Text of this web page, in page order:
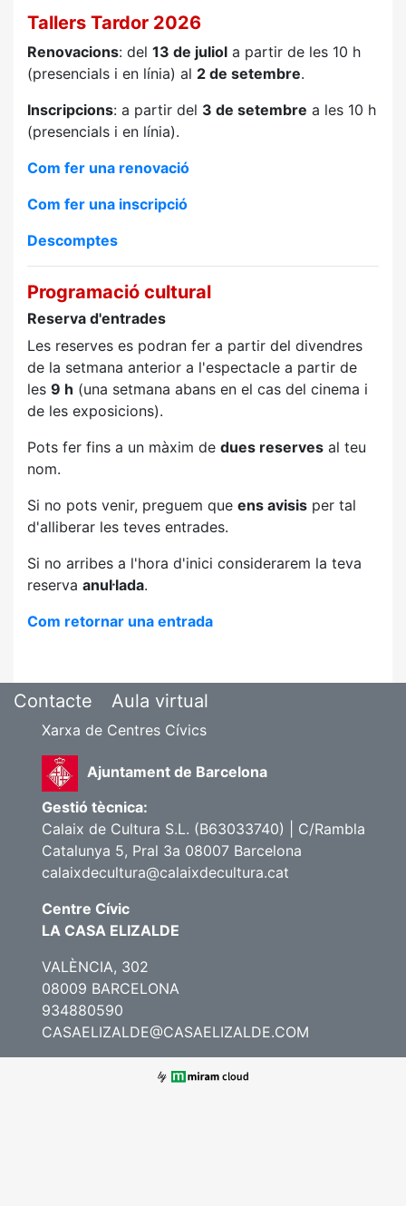
Tallers Tardor 2026
Renovacions: del 13 de juliol a partir de les 10 h
(presencials i en línia) al 2 de setembre.
Inscripcions: a partir del 3 de setembre a les 10 h
(presencials i en línia).
Com fer una renovació
Com fer una inscripció
Descomptes
Programació cultural
Reserva d'entrades
Les reserves es podran fer a partir del divendres
de la setmana anterior a l'espectacle a partir de
les 9 h (una setmana abans en el cas del cinema i
de les exposicions).
Pots fer fins a un màxim de dues reserves al teu
nom.
Si no pots venir, preguem que ens avisis per tal
d'alliberar les teves entrades.
Si no arribes a l'hora d'inici considerarem la teva
reserva anul·lada.
Com retornar una entrada
Contacte Aula virtual
Xarxa de Centres Cívics
Ajuntament de Barcelona
Gestió tècnica:
Calaix de Cultura S.L. (B63033740) | C/Rambla
Catalunya 5, Pral 3a 08007 Barcelona
calaixdecultura@calaixdecultura.cat
Centre Cívic
LA CASA ELIZALDE
VALÈNCIA, 302
08009 BARCELONA
934880590
CASAELIZALDE@CASAELIZALDE.COM